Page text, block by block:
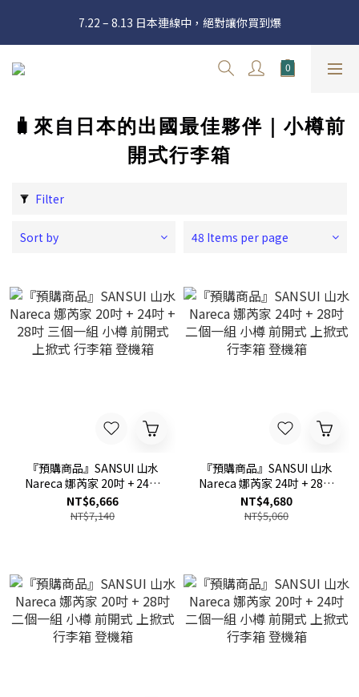
官網三週年 8月滿額送購物金 - 滿 $2000 送 $60 / 滿 $4000 送 $300
/ 滿 $10000 送 $1500
7.22 – 8.13 日本連線中，絕對讓你買到爆
/ 滿 $10000 送 $1500
🧳來自日本的出國最佳夥伴｜小樽前
開式行李箱
Filter
Sort by 48 Items per page
『預購商品』SANSUI 山水
Nareca 娜芮家 20吋 + 24吋
+ 28吋 三個一組 小樽 前開式
上掀式 行李箱 登機箱
NT$6,666
NT$7,140
『預購商品』SANSUI 山水
Nareca 娜芮家 24吋 + 28吋
二個一組 小樽 前開式 上掀式
行李箱 登機箱
NT$4,680
NT$5,060